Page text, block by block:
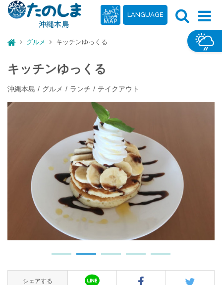
LANGUAGE
グルメ キッチンゆっくる
キッチンゆっくる
沖縄本島 グルメ ランチ テイクアウト
シェアする